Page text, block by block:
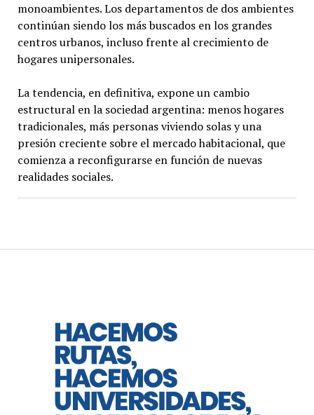
monoambientes. Los departamentos de dos ambientes
continúan siendo los más buscados en los grandes
centros urbanos, incluso frente al crecimiento de
hogares unipersonales.
La tendencia, en definitiva, expone un cambio
estructural en la sociedad argentina: menos hogares
tradicionales, más personas viviendo solas y una
presión creciente sobre el mercado habitacional, que
comienza a reconfigurarse en función de nuevas
realidades sociales.